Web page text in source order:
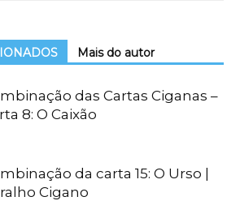
Mais do autor
das Cartas Ciganas –
8: O Caixão
da carta 15: O Urso |
Cigano